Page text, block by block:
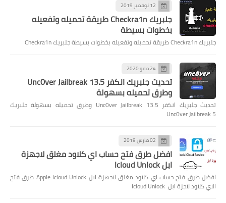
12 نوفمبر 2019
جلبريك Checkra1n طريقة تحميله وتفعيله
بخطوات بسيطة
جلبريك Checkra1n طريقة تحميله وتفعيله بخطوات بسيطة جلبريك Checkra1n
24 مايو 2020
تحديث جلبريك انكفر Unc0ver Jailbreak 13.5
وطرق تحميله بسهولة
تحديث جلبريك انكفر Unc0ver Jailbreak 13.5 وطرق تحميله بسهولة جلبريك
Unc0ver Jailbreak 5
02 مارس 2019
افضل طرق فتح حساب اي كلاود مغلق لاجهزة
ابل Icloud Unlock
افضل طرق فتح حساب اي كلاود مغلق لاجهزة ابل Apple Icloud Unlock طرق فتح
الاي كلاود لاجزة آبل Icloud Unlock